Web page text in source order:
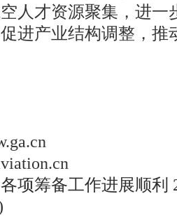
人才资源聚集，进一
进产业结构调整，推
各项筹备工作进展顺利